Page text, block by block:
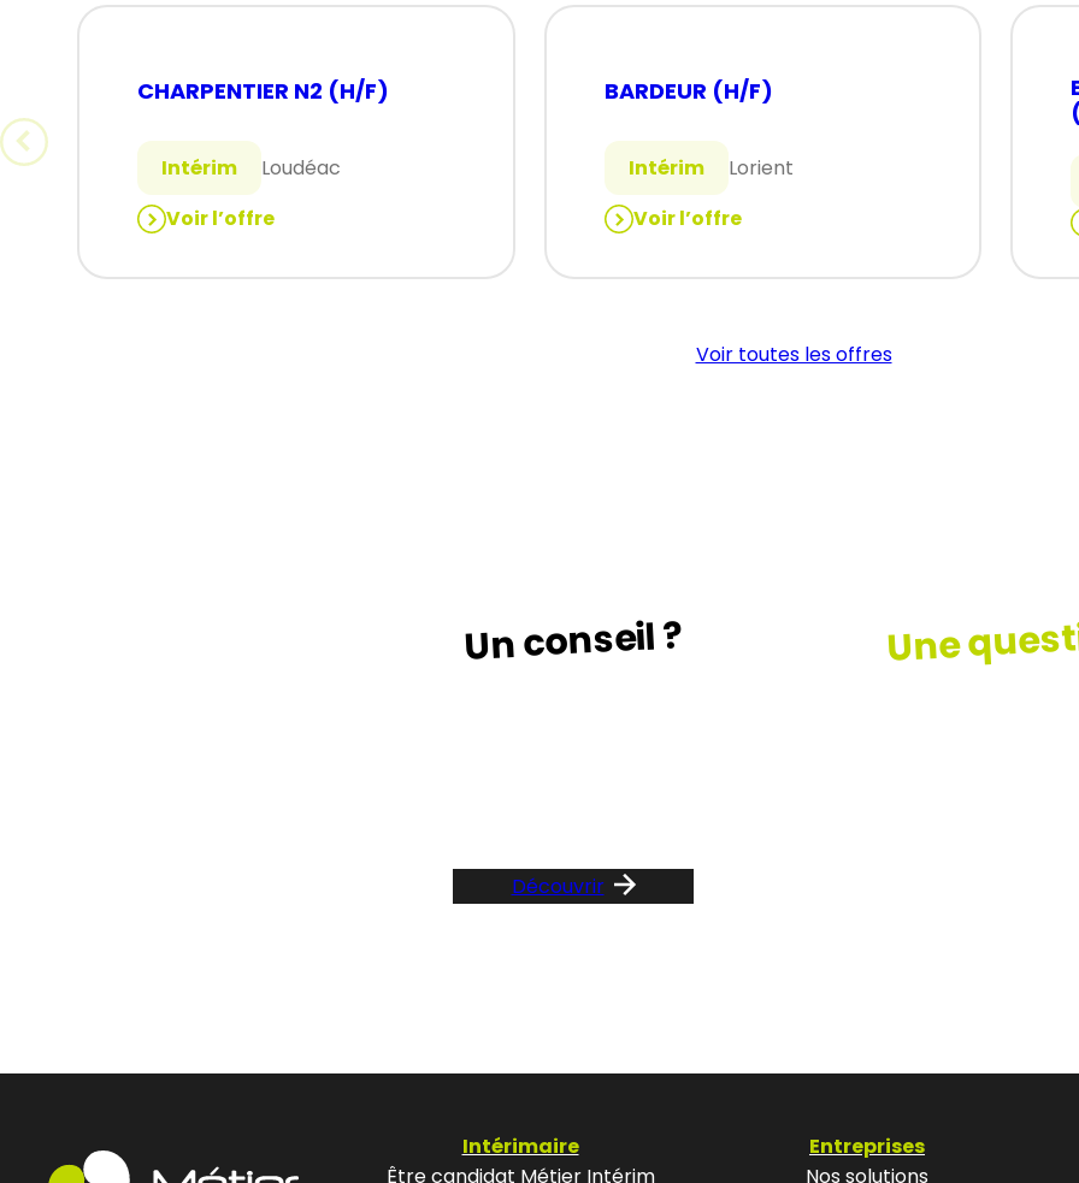
CHARPENTIER N2 (H/F)
Intérim
Loudéac
Voir l’offre
:
BARDEUR (H/F)
Intérim
Lorient
Voir l’offre
:
:
Voir toutes les offres
Un conseil ?
Découvrir
Une
Intérimaire
Être candidat Métier Intérim
Entreprises
Nos solutions